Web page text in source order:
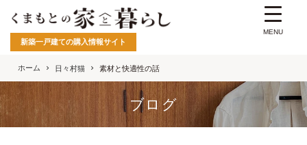
新築一戸建ての購入情報サイト
ホーム 日々村猫 素材と快適性の話
ブログ
MENU